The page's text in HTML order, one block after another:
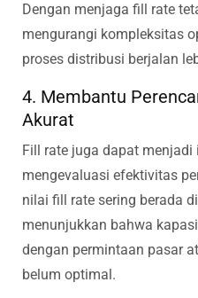
Dengan menjaga fill rate
mengurangi kompleksitas
proses distribusi berjalan
4. Membantu
Akurat
Fill rate juga dapat
mengevaluasi efektivitas
nilai fill rate sering berada
menunjukkan bahwa
dengan permintaan pasar
belum optimal.